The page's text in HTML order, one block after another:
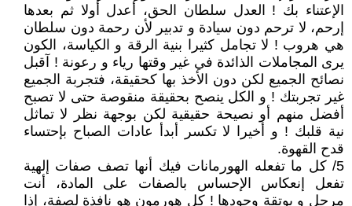
الإعتناء بك ! العدل سلطان الحق، أعدل أولا ثم بعدها
إرحم، لا ترحم دون سيادة و تدبير لأن رحمة دون سلطان
هي هروب ! لا تجامل كثيرا بنية الرقة و الكياسة، الكون
يرى المجاملات الذائدة في غير وقتها رياء و رعونة ! آقبل
نصائح الجميع لكن دون الأخذ بها كحقيقة، فتجربة الجميع
غير تجربتك ! و الكل ينصح بحقيقة منقوصة حتى لا تصبح
أفضل منهم أو نصيحة حقيقية لكن بوجهة نظر لا تماثل
نية قلبك ! و أخيرا لا تكسر أبدأ عادات الصباح بإحتساء
قدح القهوة.
5/ كل ما تفعله الهورمانات فيك أنها تصف صفات إلهية
تفعل إنعكاس الإحساس بالصفات على المادة، أنت
مرجل و بوتقة وجودها ! كل هورمون هو نافذة لصفة، إذا